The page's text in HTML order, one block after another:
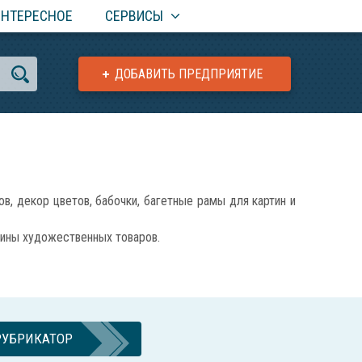
СЕРВИСЫ
ДОБАВИТЬ ПРЕДПРИЯТИЕ
цветов, бабочки, багетные рамы для картин и
художественных товаров.